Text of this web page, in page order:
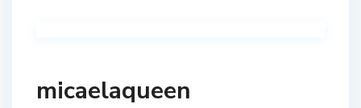
micaelaqueen